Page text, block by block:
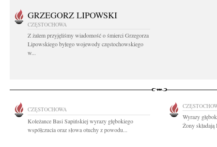
GRZEGORZ LIPOWSKI
CZĘSTOCHOWA
Z żalem przyjęliśmy wiadomość o śmierci Grzegorza
Lipowskiego byłego wojewody częstochowskiego
w...
CZĘSTOCHOWA
Koleżance Basi Sapińskiej wyrazy głębokiego
współczucia oraz słowa otuchy z powodu...
Wyrazy
Żony